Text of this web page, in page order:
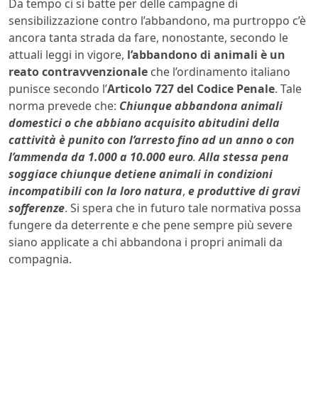
Da tempo ci si batte per delle campagne di
sensibilizzazione contro l’abbandono, ma purtroppo c’è
ancora tanta strada da fare, nonostante, secondo le
attuali leggi in vigore, l’abbandono di animali è un
reato contravvenzionale che l’ordinamento italiano
punisce secondo l’Articolo 727 del Codice Penale. Tale
norma prevede che: Chiunque abbandona animali
domestici o che abbiano acquisito abitudini della
cattività è punito con l’arresto fino ad un anno o con
l’ammenda da 1.000 a 10.000 euro.Alla stessa pena
soggiace chiunque detiene animali in condizioni
incompatibili con la loro natura, e produttive di gravi
sofferenze. Si spera che in futuro tale normativa possa
fungere da deterrente e che pene sempre più severe
siano applicate a chi abbandona i propri animali da
compagnia.